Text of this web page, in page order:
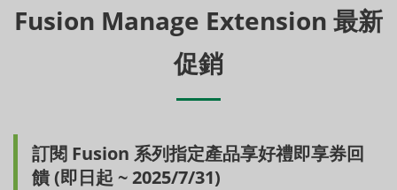
Fusion Manage Extension 最新
促銷
訂閱 Fusion 系列指定產品享好禮即享券回
饋 (即日起 ~ 2025/7/31)